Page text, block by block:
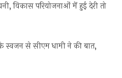
विकास परियोजनाओं में हुई देरी तो
के स्वजन से सीएम धामी ने की बात,